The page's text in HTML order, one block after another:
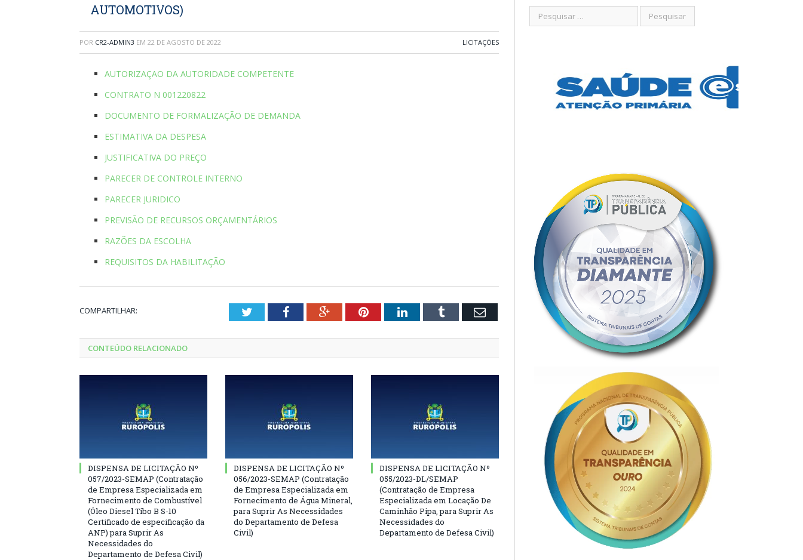
AUTOMOTIVOS)
POR CR2-ADMIN3 EM 22 DE AGOSTO DE 2022 LICITAÇÕES
AUTORIZAÇAO DA AUTORIDADE COMPETENTE
CONTRATO N 001220822
DOCUMENTO DE FORMALIZAÇÃO DE DEMANDA
ESTIMATIVA DA DESPESA
JUSTIFICATIVA DO PREÇO
PARECER DE CONTROLE INTERNO
PARECER JURIDICO
PREVISÃO DE RECURSOS ORÇAMENTÁRIOS
RAZÕES DA ESCOLHA
REQUISITOS DA HABILITAÇÃO
COMPARTILHAR: TwitterFacebookGoogle+PinterestLinkedInTumblr Email
CONTEÚDO RELACIONADO
DISPENSA DE LICITAÇÃO Nº
057/2023-SEMAP (Contratação
de Empresa Especializada em
Fornecimento de Combustível
(Óleo Diesel Tibo B S-10
Certificado de especificação da
ANP) para Suprir As
Necessidades do
Departamento de Defesa Civil)
DISPENSA DE LICITAÇÃO Nº
056/2023-SEMAP (Contratação
de Empresa Especializada em
Fornecimento de Água Mineral,
para Suprir As Necessidades
do Departamento de Defesa
Civil)
DISPENSA DE LICITAÇÃO Nº
055/2023-DL/SEMAP
(Contratação de Empresa
Especializada em Locação De
Caminhão Pipa, para Suprir As
Necessidades do
Departamento de Defesa Civil)